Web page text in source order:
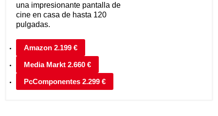
Amazon 2.199 €
Media Markt 2.660 €
PcComponentes 2.299 €
una impresionante pantalla de
cine en casa de hasta 120
pulgadas.